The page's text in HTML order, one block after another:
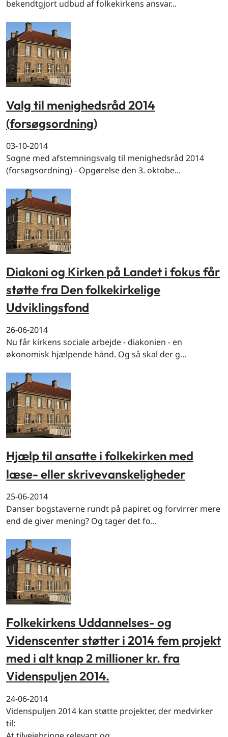
bekendtgjort udbud af folkekirkens ansvar...
Valg til menighedsråd 2014
(forsøgsordning)
03-10-2014
Sogne med afstemningsvalg til menighedsråd 2014
(forsøgsordning) - Opgørelse den 3. oktobe...
Diakoni og Kirken på Landet i fokus får
støtte fra Den folkekirkelige
Udviklingsfond
26-06-2014
Nu får kirkens sociale arbejde - diakonien - en
økonomisk hjælpende hånd. Og så skal der g...
Hjælp til ansatte i folkekirken med
læse- eller skrivevanskeligheder
25-06-2014
Danser bogstaverne rundt på papiret og forvirrer mere
end de giver mening? Og tager det fo...
Folkekirkens Uddannelses- og
Videnscenter støtter i 2014 fem projekt
med i alt knap 2 millioner kr. fra
Videnspuljen 2014.
24-06-2014
Videnspuljen 2014 kan støtte projekter, der medvirker
til: